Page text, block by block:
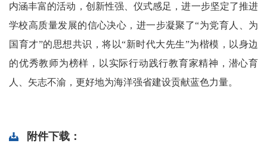
内涵丰富的活动，创新性强、仪式感足，进一步坚定了推进
学校高质量发展的信心决心，进一步凝聚了“为党育人、为
国育才”的思想共识，将以“新时代大先生”为楷模，以身边
的优秀教师为榜样，以实际行动践行教育家精神，潜心育
人、矢志不渝，更好地为海洋强省建设贡献蓝色力量。
附件下载：